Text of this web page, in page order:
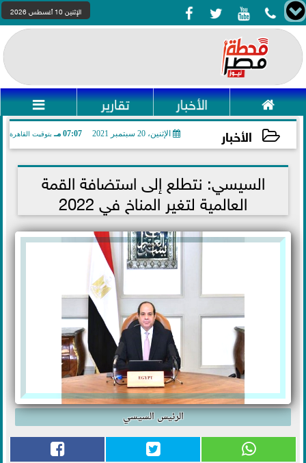
    الإثنين 10 أغسطس 2026
 الأخبار تقارير 
الأخبار الإثنين، 20 سبتمبر 2021 07:07 مـ بتوقيت القاهرة
2021-09-20 19:07:24السيسي: نتطلع إلى استضافة القمة
العالمية لتغير المناخ في 2022
الرئيس السيسي